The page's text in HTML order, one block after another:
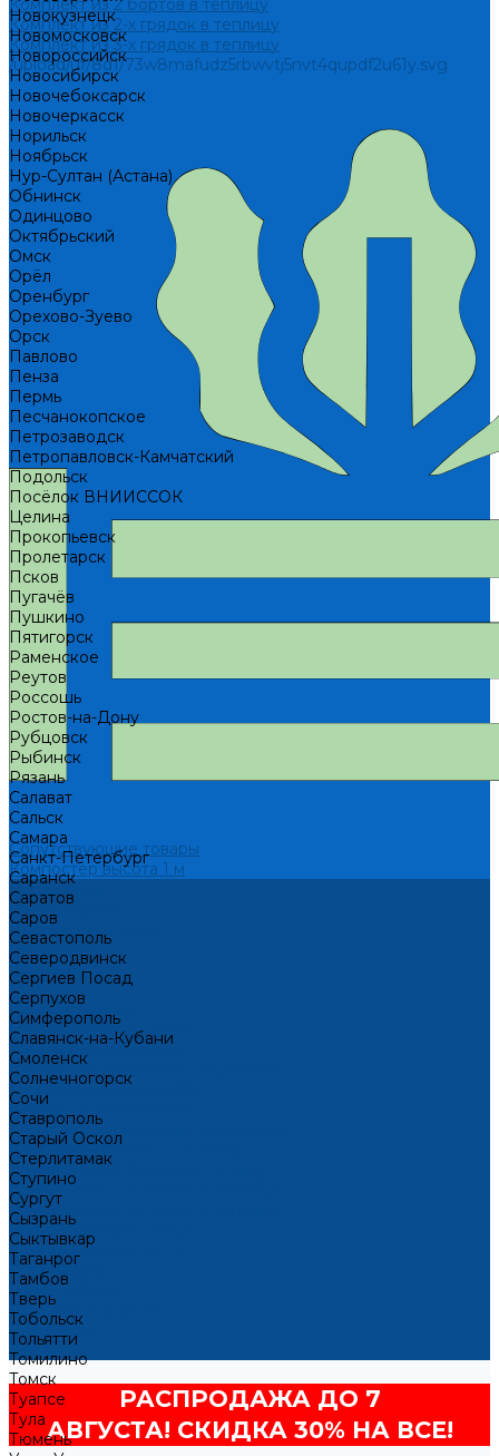
Новокузнецк
Новомосковск
Новороссийск
Новосибирск
Новочебоксарск
Новочеркасск
Норильск
Ноябрьск
Нур-Султан (Астана)
Обнинск
Одинцово
Октябрьский
Омск
Орёл
Оренбург
Орехово-Зуево
Орск
Павлово
Пенза
Пермь
Песчанокопское
Петрозаводск
Петропавловск-Камчатский
Подольск
Посёлок ВНИИССОК
Целина
Прокопьевск
Пролетарск
Псков
Пугачёв
Пушкино
Пятигорск
Раменское
Реутов
Россошь
Ростов-на-Дону
Рубцовск
Рыбинск
Рязань
Салават
Сальск
Самара
Санкт-Петербург
Саранск
Саратов
Саров
Севастополь
Северодвинск
Сергиев Посад
Серпухов
Симферополь
Славянск-на-Кубани
Смоленск
Солнечногорск
Сочи
Ставрополь
Старый Оскол
Стерлитамак
Ступино
Сургут
Сызрань
Сыктывкар
Таганрог
Тамбов
Тверь
Тобольск
Тольятти
Томилино
Томск
Туапсе
Тула
Тюмень
Комплект из 2 бортов в теплицу
Комплект из 2-х грядок в теплицу
Комплект из 3-х грядок в теплицу
/upload/uf/8d1/73w8mafudz5rbwvtj5nvt4qupdf2u61y.svg
Сопутствующие товары
Компостер высота 1 м
О компании
Наши работы
Доставка и оплата
Оптовикам
Контакты
...
Каталог товаров
Металлические грядки
Грядки оцинкованные
Грядки с полимерным покрытием
Металлические клумбы
Клумбы оцинкованные
Клумбы с полимерным покрытием
Комплекты грядок в теплицу
Комплект из 2 бортов в теплицу
Комплект из 2-х грядок в теплицу
Комплект из 3-х грядок в теплицу
Сопутствующие товары
Компостер высота 1 м
О компании
Наши работы
Доставка и оплата
Оптовикам
Контакты
РАСПРОДАЖА ДО 7
АВГУСТА! СКИДКА 30% НА ВСЕ!